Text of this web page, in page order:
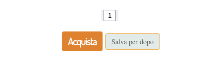
Acquista Salva per dopo